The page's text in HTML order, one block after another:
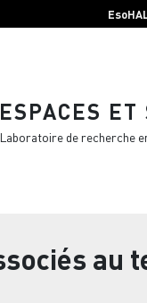
ESPACES ET
Laboratoire de recherche
au